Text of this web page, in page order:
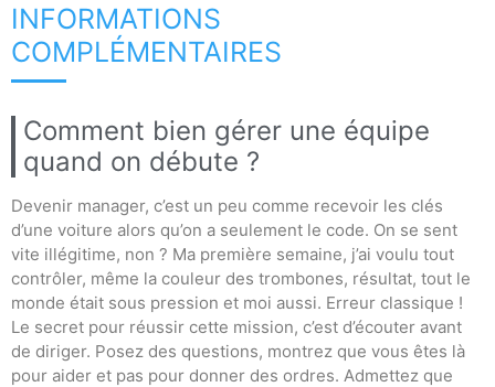
INFORMATIONS
COMPLÉMENTAIRES
Comment bien gérer une équipe
quand on débute ?
Devenir manager, c’est un peu comme recevoir les clés
d’une voiture alors qu’on a seulement le code. On se sent
vite illégitime, non ? Ma première semaine, j’ai voulu tout
contrôler, même la couleur des trombones, résultat, tout le
monde était sous pression et moi aussi. Erreur classique !
Le secret pour réussir cette mission, c’est d’écouter avant
de diriger. Posez des questions, montrez que vous êtes là
pour aider et pas pour donner des ordres. Admettez que